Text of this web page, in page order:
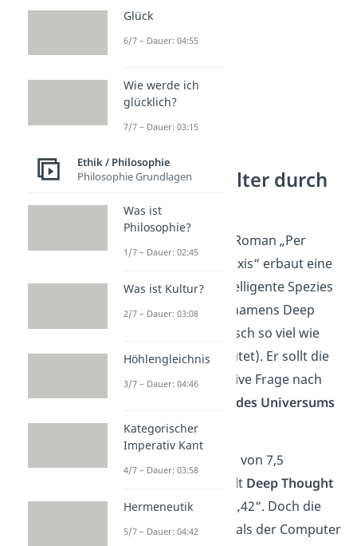
42 in „Per Anhalter durch
die Galaxis“
In dem Science-Fiction-Roman „Per
Anhalter durch die Galaxis“ erbaut eine
außerirdische hyperintelligente Spezies
einenSupercomputer
namens Deep
Thought (was auf Deutsch so viel wie
„tiefer Gedanke“ bedeutet). Er sollt die
Antwort auf die ultimative Frage nach
dem „
Sinn des Lebens, des Universums
und allem“ ermitteln.
Nach einer Berechnung von 7,5
Millionen Jahren enthüllt Deep Thought
schließlich die Antwort „42“. Doch die
Enttäuschung ist groß, als der Computer
Glück
6/7 – Dauer: 04:55
Wie werde ich
glücklich?
7/7 – Dauer: 03:15
Ethik / Philosophie
Philosophie Grundlagen
Was ist
Philosophie?
1/7 – Dauer: 02:45
Was ist Kultur?
2/7 – Dauer: 03:08
Höhlengleichnis
3/7 – Dauer: 04:46
Kategorischer
Imperativ Kant
4/7 – Dauer: 03:58
Hermeneutik
5/7 – Dauer: 04:42